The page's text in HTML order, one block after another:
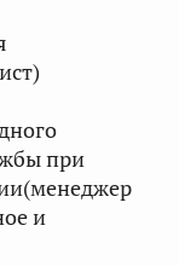
при
и